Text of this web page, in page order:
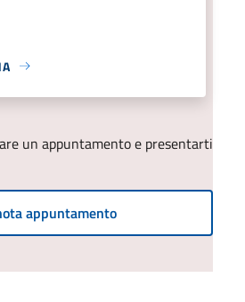
un appuntamento e presentarti
appuntamento